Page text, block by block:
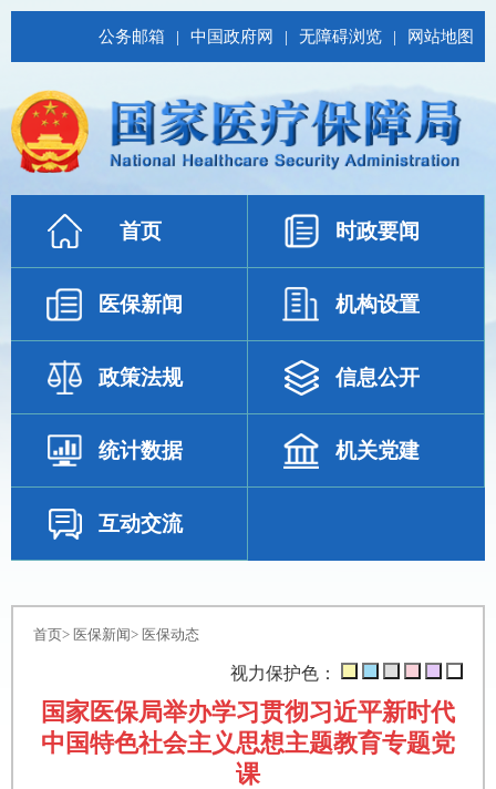
公务邮箱 | 中国政府网 | 无障碍浏览 | 网站地图
首页 时政要闻
医保新闻 机构设置
政策法规 信息公开
统计数据 机关党建
互动交流
首页> 医保新闻> 医保动态
视力保护色：
国家医保局举办学习贯彻习近平新时代
中国特色社会主义思想主题教育专题党
课